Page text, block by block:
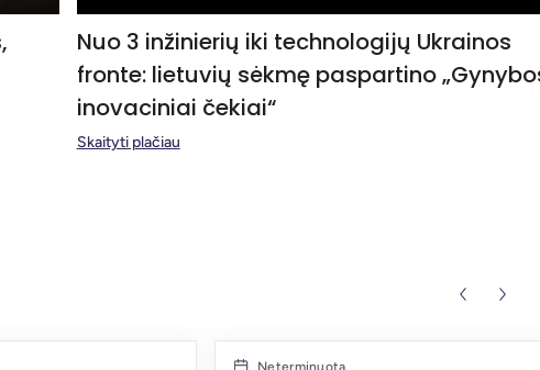
Nuo 3 inžinierių iki technologijų Ukrainos
fronte: lietuvių sėkmę paspartino
inovaciniai čekiai“
Skaityti plačiau